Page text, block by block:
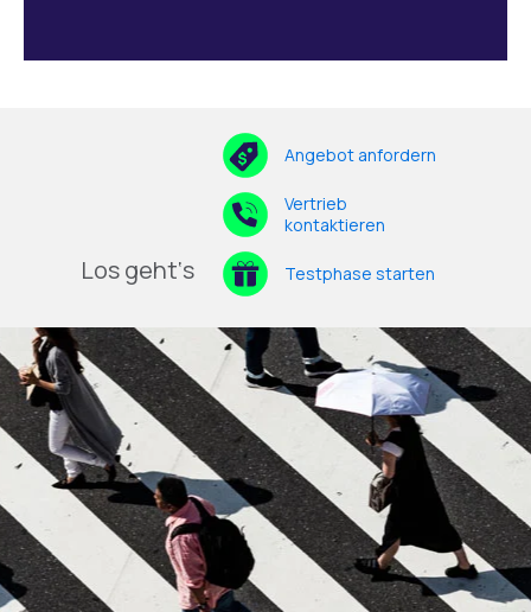
Los geht‘s
Angebot anfordern
Vertrieb
kontaktieren
Testphase starten